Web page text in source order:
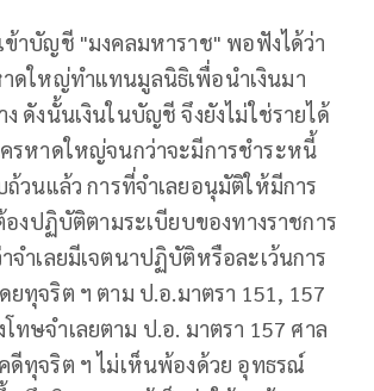
ข้าบัญชี "มงคลมหาราช" พอฟังได้ว่า
ดใหญ่ทำแทนมูลนิธิเพื่อนำเงินมา
ง ดังนั้นเงินในบัญชี จึงยังไม่ใช่รายได้
รหาดใหญ่จนกว่าจะมีการชำระหนี้
ถ้วนแล้ว การที่จำเลยอนุมัติให้มีการ
องปฏิบัติตามระเบียบของทางราชการ
จำเลยมีเจตนาปฏิบัติหรือละเว้นการ
ทุจริต ฯ ตาม ป.อ.มาตรา 151, 157
ทษจำเลยตาม ป.อ. มาตรา 157 ศาล
ทุจริต ฯ ไม่เห็นพ้องด้วย อุทธรณ์